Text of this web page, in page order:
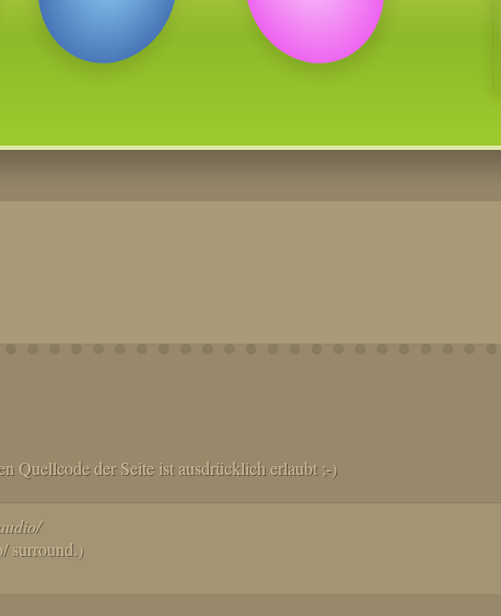
Quellcode der Seite ist ausdrücklich erlaubt ;-)
surround.)